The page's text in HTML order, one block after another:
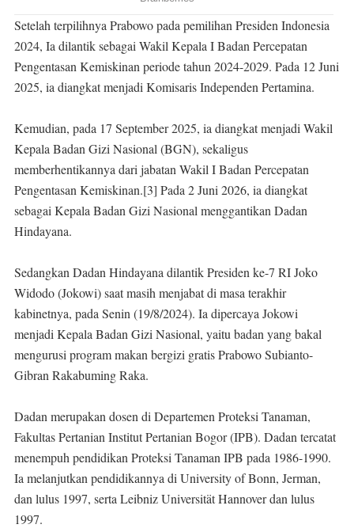
Setelah terpilihnya Prabowo pada pemilihan Presiden Indonesia
2024, Ia dilantik sebagai Wakil Kepala I Badan Percepatan
Pengentasan Kemiskinan periode tahun 2024-2029. Pada 12 Juni
2025, ia diangkat menjadi Komisaris Independen Pertamina.
Kemudian, pada 17 September 2025, ia diangkat menjadi Wakil
Kepala Badan Gizi Nasional (BGN), sekaligus
memberhentikannya dari jabatan Wakil I Badan Percepatan
Pengentasan Kemiskinan.[3] Pada 2 Juni 2026, ia diangkat
sebagai Kepala Badan Gizi Nasional menggantikan Dadan
Hindayana.
Sedangkan Dadan Hindayana dilantik Presiden ke-7 RI Joko
Widodo (Jokowi) saat masih menjabat di masa terakhir
kabinetnya, pada Senin (19/8/2024). Ia dipercaya Jokowi
menjadi Kepala Badan Gizi Nasional, yaitu badan yang bakal
mengurusi program makan bergizi gratis Prabowo Subianto-
Gibran Rakabuming Raka.
Dadan merupakan dosen di Departemen Proteksi Tanaman,
Fakultas Pertanian Institut Pertanian Bogor (IPB). Dadan tercatat
menempuh pendidikan Proteksi Tanaman IPB pada 1986-1990.
Ia melanjutkan pendidikannya di University of Bonn, Jerman,
dan lulus 1997, serta Leibniz Universität Hannover dan lulus
1997.